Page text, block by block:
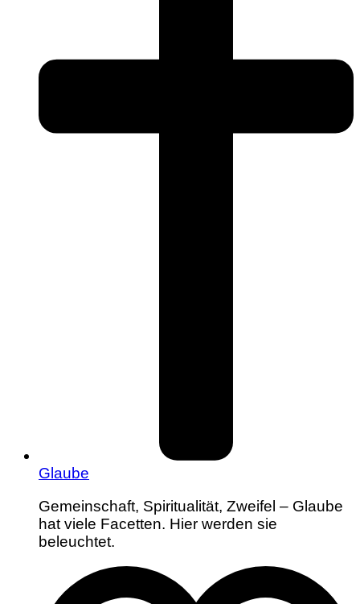
Glaube
Gemeinschaft, Spiritualität, Zweifel – Glaube
hat viele Facetten. Hier werden sie
beleuchtet.